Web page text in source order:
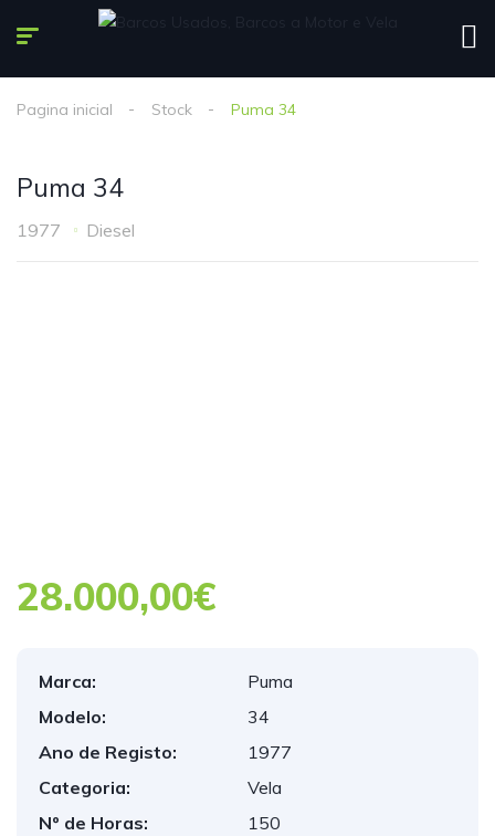
Pagina inicial Stock Puma 34
Puma 34
1977 Diesel
28.000,00€
Marca:
Puma
Modelo:
34
Ano de Registo:
1977
Categoria:
Vela
Nº de Horas:
150